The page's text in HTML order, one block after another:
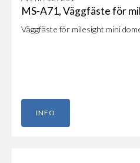
MS-A71, Väggfäste för
Väggfäste för milesight mini
INFO